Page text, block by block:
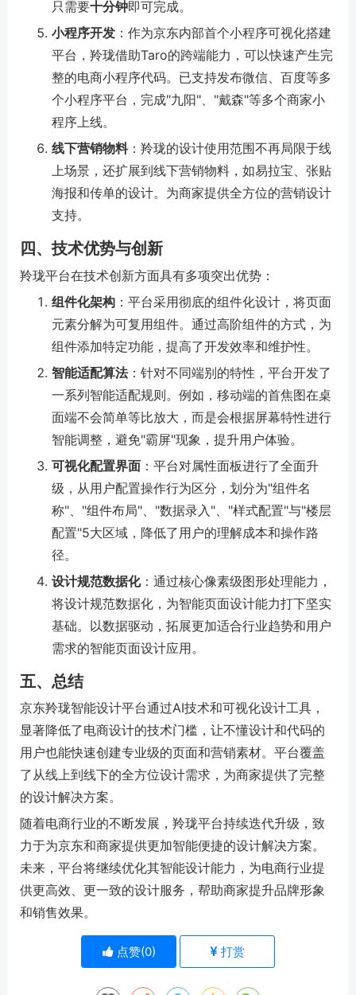
只需要十分钟即可完成。
小程序开发 ：作为京东内部首个小程序可视化搭建
平台，羚珑借助Taro的跨端能力，可以快速产生完
整的电商小程序代码。已支持发布微信、百度等多
个小程序平台，完成"九阳"、"戴森"等多个商家小
程序上线。
线下营销物料：羚珑的设计使用范围不再局限于线
上场景，还扩展到线下营销物料，如易拉宝、张贴
海报和传单的设计。为商家提供全方位的营销设计
支持。
四、技术优势与创新
羚珑平台在技术创新方面具有多项突出优势：
组件化架构 ：平台采用彻底的组件化设计，将页面
元素分解为可复用组件。通过高阶组件的方式，为
组件添加特定功能，提高了开发效率和维护性。
智能适配算法：针对不同端别的特性，平台开发了
一系列智能适配规则。例如，移动端的首焦图在桌
面端不会简单等比放大，而是会根据屏幕特性进行
智能调整，避免"霸屏"现象，提升用户体验。
可视化配置界面 ：平台对属性面板进行了全面升
级，从用户配置操作行为区分，划分为"组件名
称"、"组件布局"、"数据录入"、"样式配置"与"楼层
配置"5大区域，降低了用户的理解成本和操作路
径。
设计规范数据化：通过核心像素级图形处理能力，
将设计规范数据化，为智能页面设计能力打下坚实
基础。以数据驱动，拓展更加适合行业趋势和用户
需求的智能页面设计应用。
五、总结
京东羚珑智能设计平台通过AI技术和可视化设计工具，
显著降低了电商设计的技术门槛，让不懂设计和代码的
用户也能快速创建专业级的页面和营销素材。平台覆盖
了从线上到线下的全方位设计需求，为商家提供了完整
的设计解决方案。
随着电商行业的不断发展，羚珑平台持续迭代升级，致
力于为京东和商家提供更加智能便捷的设计解决方案。
未来，平台将继续优化其智能设计能力，为电商行业提
供更高效、更一致的设计服务，帮助商家提升品牌形象
和销售效果。
点赞(0) 打赏